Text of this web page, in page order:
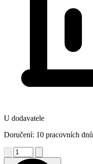
U dodavatele
Doručení: 10 pracovních dnů